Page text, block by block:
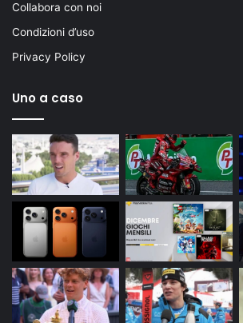
Collabora con noi
Condizioni d’uso
Privacy Policy
Uno a caso